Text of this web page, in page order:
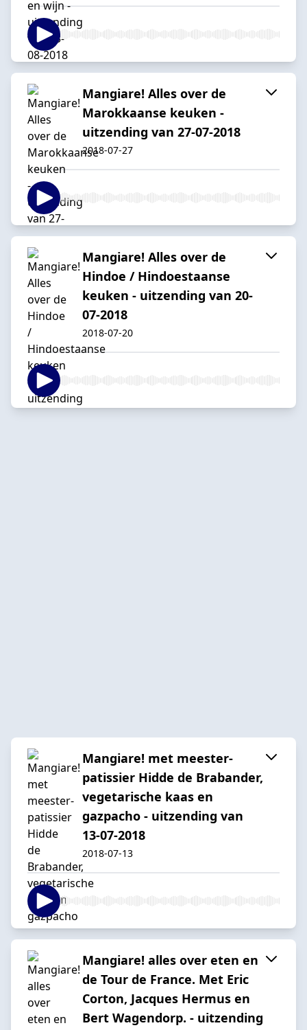
Mangiare! Alles over de
Marokkaanse keuken -
uitzending van 27-07-2018
2018-07-27
Mangiare! Alles over de
Hindoe / Hindoestaanse
keuken - uitzending van 20-
07-2018
2018-07-20
Mangiare! met meester-
patissier Hidde de Brabander,
vegetarische kaas en
gazpacho - uitzending van
13-07-2018
2018-07-13
Mangiare! alles over eten en
de Tour de France. Met Eric
Corton, Jacques Hermus en
Bert Wagendorp. - uitzending